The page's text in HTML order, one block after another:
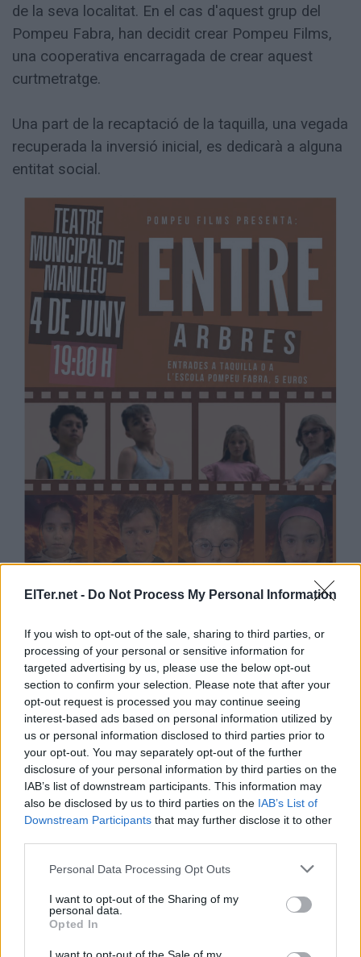
ElTer.net - Do Not Process My Personal Information
If you wish to opt-out of the sale, sharing to third parties, or
processing of your personal or sensitive information for
targeted advertising by us, please use the below opt-out
section to confirm your selection. Please note that after your
opt-out request is processed you may continue seeing
interest-based ads based on personal information utilized by
us or personal information disclosed to third parties prior to
your opt-out. You may separately opt-out of the further
disclosure of your personal information by third parties on the
IAB’s list of downstream participants. This information may
also be disclosed by us to third parties on the IAB’s List of
Downstream Participants that may further disclose it to other
Please note that this website/app uses one or more Google
not limited to your visit or usage behaviour. You may click to
grant or deny consent to Google and its third-party tags to
use your data for below specified purposes in below Google
consent section.
Personal Data Processing Opt Outs
I want to opt-out of the Sharing of my
personal data.
Opted In
de la seva localitat. En el cas d'aquest grup del
Pompeu Fabra, han decidit crear Pompeu Films,
una cooperativa encarragada de crear aquest
curtmetratge.
Una part de la recaptació de la taquilla, una vegada
recuperada la inversió inicial, es dedicarà a alguna
entitat social.
ETIQUETES:
General